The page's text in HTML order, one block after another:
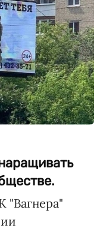
"Вагнера"